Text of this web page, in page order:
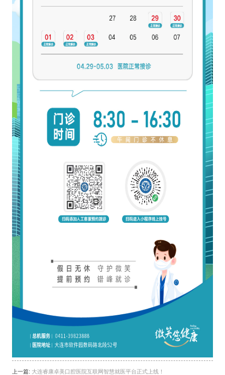
上一篇: 大连睿康卓美口腔医院互联网智慧就医平台正式上线！